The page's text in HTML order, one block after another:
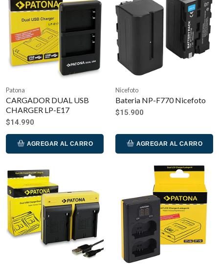
Patona
CARGADOR DUAL USB
CHARGER LP-E17
$14.990
AGREGAR AL CARRO
Nicefoto
Bateria NP-F770 Nicefoto
$15.900
AGREGAR AL CARRO